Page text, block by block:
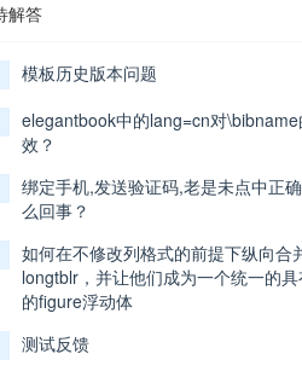
解答
模板历史版本问题
elegantbook中的lang=cn对\bibname
效？
绑定手机,发送验证码,老是未点中正
么回事？
如何在不修改列格式的前提下纵向合
longtblr，并让他们成为一个统一的
的figure浮动体
测试反馈